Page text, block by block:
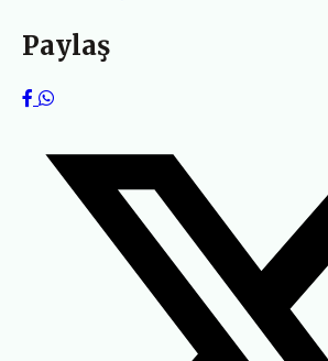
Paylaş